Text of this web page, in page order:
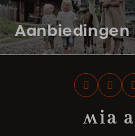
Aanbiedingen